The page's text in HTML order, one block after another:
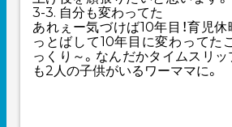
3-3. 自分も変わってた
あれぇー気づけば10年目！育児
っとばして10年目に変わってた
っくり～。なんだかタイムスリ
も2人の子供がいるワーママに。